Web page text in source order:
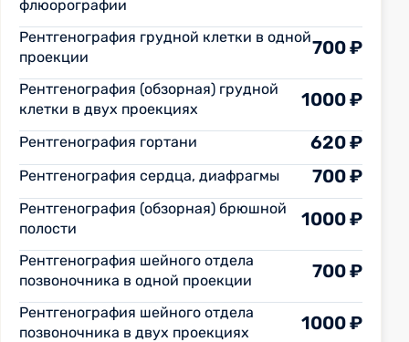
флюорографии
Рентгенография грудной клетки в одной
проекции
700 ₽
Рентгенография (обзорная) грудной
клетки в двух проекциях
1000 ₽
Рентгенография гортани 620 ₽
Рентгенография сердца, диафрагмы 700 ₽
Рентгенография (обзорная) брюшной
полости
1000 ₽
Рентгенография шейного отдела
позвоночника в одной проекции
700 ₽
Рентгенография шейного отдела
позвоночника в двух проекциях
1000 ₽